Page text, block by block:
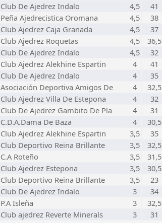
Club De Ajedrez Indalo 4,5 41
Peña Ajedrecistica Oromana 4,5 38
Club Ajedrez Caja Granada 4,5 37
Club Ajedrez Roquetas 4,5 36,5
Club De Ajedrez Indalo 4,5 32
Club Ajedrez Alekhine Espartin 4 41
Club De Ajedrez Indalo 4 35
Asociación Deportiva Amigos De 4 32,5
Club Ajedrez Villa De Estepona 4 32
Club De Ajedrez Gambito De Pla 4 31
C.D.A.Dama De Baza 4 30,5
Club Ajedrez Alekhine Espartin 3,5 35
Club Deportivo Reina Brillante 3,5 32,5
C.A Roteño 3,5 31,5
Club Ajedrez Estepona 3,5 30,5
Club Deportivo Reina Brillante 3,5 23
Club De Ajedrez Indalo 3 34
P.A Isleña 3 32,5
Club ajedrez Reverte Minerals 3 31